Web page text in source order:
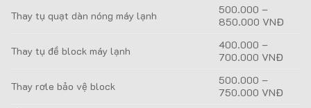
Thay tụ quạt dàn nóng máy lạnh
500.000 –
850.000 VNĐ
Thay tụ đề block máy lạnh
400.000 –
700.000 VNĐ
Thay rơle bảo vệ block
500.000 –
750.000 VNĐ